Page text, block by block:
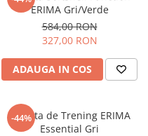
ERIMA Gri/Verde
584,00 RON
327,00 RON
ADAUGA IN COS
-44%
Jacheta de Trening ERIMA
Essential Gri